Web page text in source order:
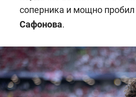
соперника и мощно
Сафонова.